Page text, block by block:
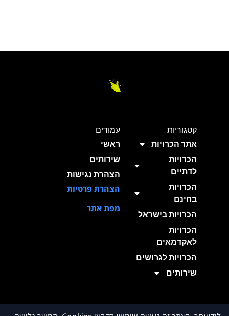
קטגוריות
אתר הכרויות
הכרויות
לדתיים
הכרויות
בחינם
הכרויות בישראל
הכרויות
לאקדמאים
הכרויות לגרושים
שירותים
עמודים
ראשי
שירותים
הצהרת נגישות
הצהרת פרטיות
מפת אתר